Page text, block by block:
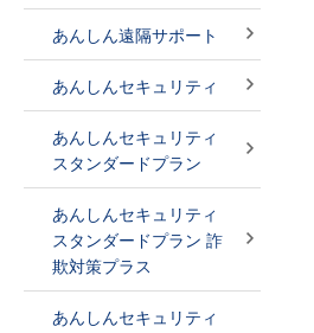
あんしん遠隔サポート
あんしんセキュリティ
あんしんセキュリティ
スタンダードプラン
あんしんセキュリティ
スタンダードプラン 詐
欺対策プラス
あんしんセキュリティ